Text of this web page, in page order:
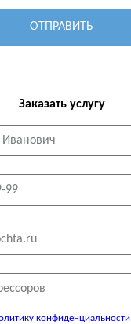
ОТПРАВИТЬ
Заказать услугу
конфиденциальности